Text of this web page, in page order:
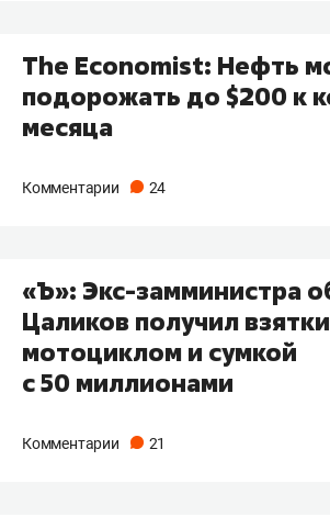
The Economist: Нефть
подорожать до $200 к
месяца
Комментарии 24
«Ъ»: Экс-замминистра
Цаликов получил взятки
мотоциклом и сумкой
с 50 миллионами
Комментарии 21